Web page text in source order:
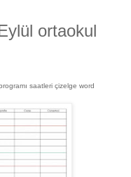
ortaokul
saatleri çizelge word